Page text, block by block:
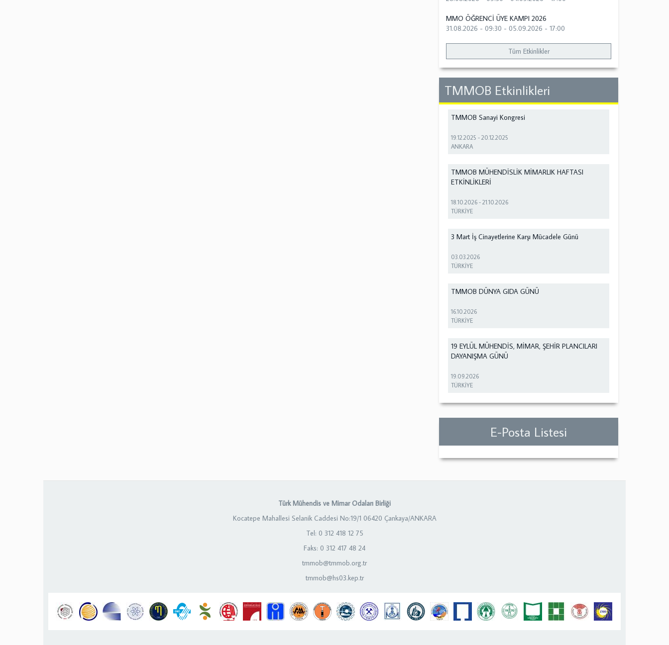
MMO ÖĞRENCİ ÜYE KAMPI 2026
31.08.2026 - 09:30 -05.09.2026 - 17:00
Tüm Etkinlikler
TMMOB Etkinlikleri
TMMOB Sanayi Kongresi
19.12.2025 -20.12.2025
ANKARA
TMMOB MÜHENDİSLİK MİMARLIK HAFTASI
ETKİNLİKLERİ
18.10.2026 -21.10.2026
TÜRKİYE
3 Mart İş Cinayetlerine Karşı Mücadele Günü
03.03.2026
TÜRKİYE
TMMOB DÜNYA GIDA GÜNÜ
16.10.2026
TÜRKİYE
19 EYLÜL MÜHENDİS, MİMAR, ŞEHİR PLANCILARI
DAYANIŞMA GÜNÜ
19.09.2026
TÜRKİYE
E-Posta Listesi
Türk Mühendis ve Mimar Odaları Birliği
Kocatepe Mahallesi Selanik Caddesi No:19/1 06420 Çankaya/ANKARA
Tel: 0 312 418 12 75
Faks: 0 312 417 48 24
tmmob@tmmob.org.tr
tmmob@hs03.kep.tr